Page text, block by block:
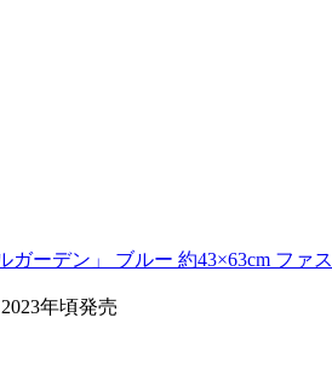
ガーデン」 ブルー 約43×63cm フ
年頃発売